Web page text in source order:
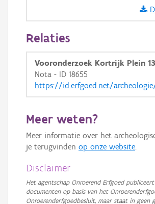
Relaties
Vooronderzoek Kortrijk Plein 13
Nota - ID 18655
https://id.erfgoed.net/
Meer weten?
Meer informatie over het
je terugvinden op onze website.
Disclaimer
Het agentschap Onroerend Erfgoed publiceert
documenten op basis van het
Onroerenderfgoedbesluit, maar staat in geen